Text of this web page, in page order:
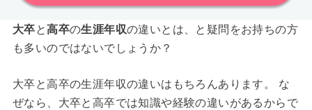
大卒と高卒の生涯年収の違いとは、と疑問をお持ちの方
も多いのではないでしょうか？
大卒と高卒の生涯年収の違いはもちろんあります。 な
ぜなら、大卒と高卒では知識や経験の違いがあるからで